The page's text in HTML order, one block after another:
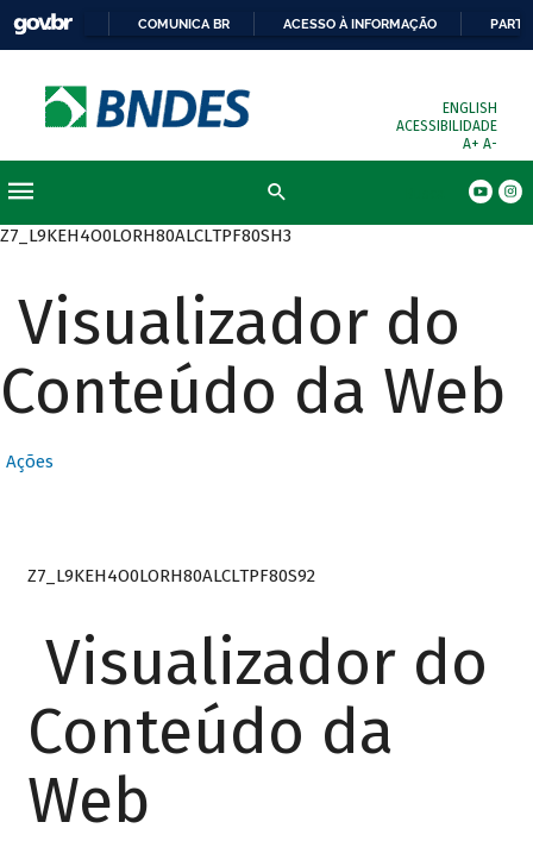
COMUNICA BR ACESSO À INFORMAÇÃO
ENGLISH
ACESSIBILIDADE
A+ A-
Z7_L9KEH4O0LORH80ALCLTPF80SH3
Visualizador do
Conteúdo da Web
Ações
Z7_L9KEH4O0LORH80ALCLTPF80S92
Visualizador do
Conteúdo da
Web